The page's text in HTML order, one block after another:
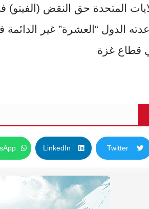
المتحدة حق النقض
الدول “العشرة” غير
قطاع غزة
Twitter
LinkedIn